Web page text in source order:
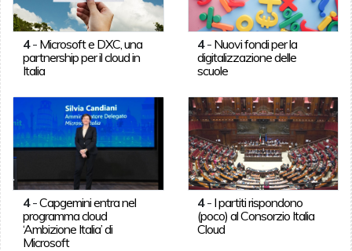
4- Microsoft e DXC, una
partnership per il cloud in
Italia
4- Nuovi fondi per la
digitalizzazione delle
scuole
4-Capgemini entra nel
programma cloud
‘Ambizione Italia’ di
Microsoft
4- I partiti rispondono
(poco) al Consorzio Italia
Cloud